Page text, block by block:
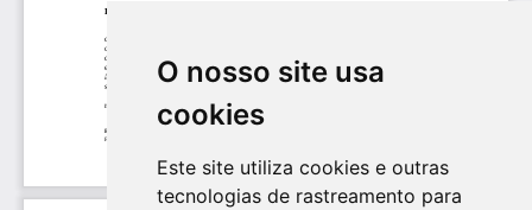
O nosso site usa
cookies
Este site utiliza cookies e outras
tecnologias de rastreamento para